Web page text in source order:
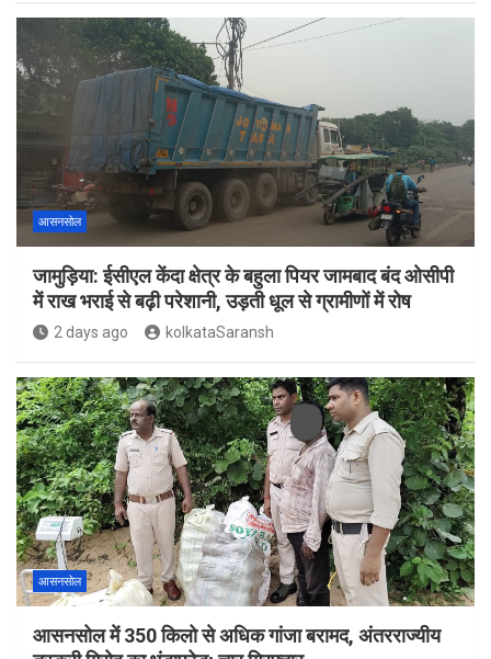
आसनसोल
जामुड़िया: ईसीएल केंदा क्षेत्र के बहुला पियर जामबाद बंद ओसीपी
में राख भराई से बढ़ी परेशानी, उड़ती धूल से ग्रामीणों में रोष
2 days ago kolkataSaransh
आसनसोल
आसनसोल में 350 किलो से अधिक गांजा बरामद, अंतरराज्यीय